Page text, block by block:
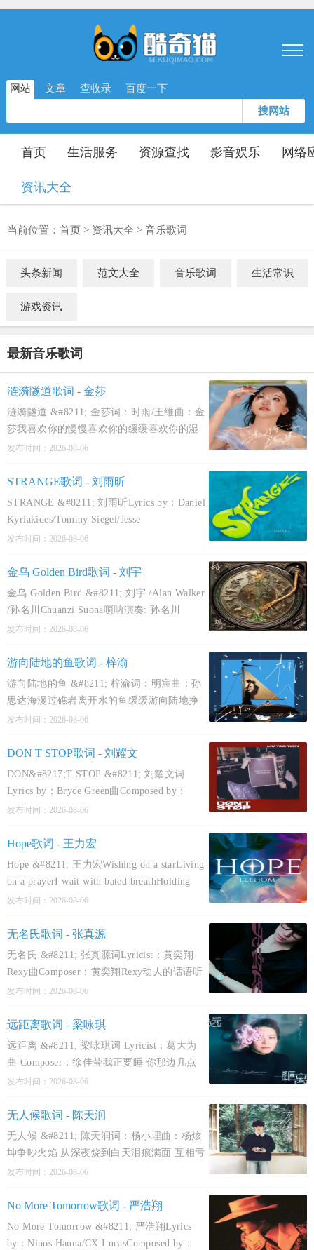
网站 文章 查收录 百度一下
搜网站
首页 生活服务 资源查找 影音娱乐 网络
资讯大全
当前位置： 首页 > 资讯大全 > 音乐歌词
头条新闻 范文大全 音乐歌词 生活常识
游戏资讯
最新音乐歌词
涟漪隧道歌词 - 金莎
涟漪隧道 &#8211; 金莎词：时雨/王维曲：金
莎我喜欢你的慢慢喜欢你的缓缓喜欢你的湿
漉漉在自由中怦然我的灵魂在微醺尾骨长出
意是这座城绊住我一眼附赠前世的因果一朵
一朵伞在涟漪
发布时间：2026-08-06
STRANGE歌词 - 刘雨昕
STRANGE &#8211; 刘雨昕Lyrics by：Daniel
Kyriakides/Tommy Siegel/Jesse
KristinComposed by：Daniel
KristinProduced by：Daylight/Tommy
SiegeStrange as a window turns back into san
发布时间：2026-08-06
金乌 Golden Bird歌词 - 刘宇
金乌 Golden Bird &#8211; 刘宇 /Alan Walker
/孙名川Chuanzi Suona唢呐演奏: 孙名川
Chuanzi Suona词: 张鹏鹏/孙名川Chuanzi
鸿/Willim 缪维霖A1一身漆黑 曲解了双目我
提醒灾难 却
发布时间：2026-08-06
游向陆地的鱼歌词 - 梓渝
游向陆地的鱼 &#8211; 梓渝词：明宸曲：孙
思达海漫过礁岩离开水的鱼缓缓游向陆地挣
脱宿命不怕搁浅去不属于它的世界蔚蓝无边
信古老的誓言撑不过七秒的时间想再见 某一
年某一天我甘
发布时间：2026-08-06
DON T STOP歌词 - 刘耀文
DON&#8217;T STOP &#8211; 刘耀文词
Lyrics by：Bryce Green曲Composed by：
Bryce Green/Yael Nahar/Dayle Hamers编曲
yeahWe bout our bizDancing with meBetter
stick to the scr
发布时间：2026-08-06
Hope歌词 - 王力宏
Hope &#8211; 王力宏Wishing on a starLiving
on a prayerI wait with bated breathHolding
onBut running out of airBut is this the
night is longAnd nobody knows
发布时间：2026-08-06
无名氏歌词 - 张真源
无名氏 &#8211; 张真源词Lyricist：黄奕翔
Rexy曲Composer：黄奕翔Rexy动人的话语听
太多让人幻想遥远以后我站在人群最后只听
你眼神闪躲我替你守着多少个寂寞若你有亏
欠就不敢直视
发布时间：2026-08-06
远距离歌词 - 梁咏琪
远距离 &#8211; 梁咏琪词 Lyricist：葛大为
曲 Composer：徐佳莹我正要睡 你那边几点
应该开着车子刚买完 一杯咖啡讯息给你总是
就收到留言约好各自去看电影再 交换意见两
座城 两
发布时间：2026-08-06
无人候歌词 - 陈天润
无人候 &#8211; 陈天润词：杨小埋曲：杨炫
坤争吵火焰 从深夜烧到白天泪痕满面 互相亏
欠 爱变成黑眼圈亲密无间 才懂软肋在哪边伤
认错当爱变成折磨能不能别退缩能不能紧抱
我爱像
发布时间：2026-08-06
No More Tomorrow歌词 - 严浩翔
No More Tomorrow &#8211; 严浩翔Lyrics
by：Ninos Hanna/CX LucasComposed by：